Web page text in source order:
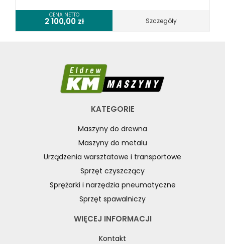
CENA NETTO
2 100,00 zł Szczegóły
KATEGORIE
Maszyny do drewna
Maszyny do metalu
Urządzenia warsztatowe i transportowe
Sprzęt czyszczący
Sprężarki i narzędzia pneumatyczne
Sprzęt spawalniczy
WIĘCEJ INFORMACJI
Kontakt